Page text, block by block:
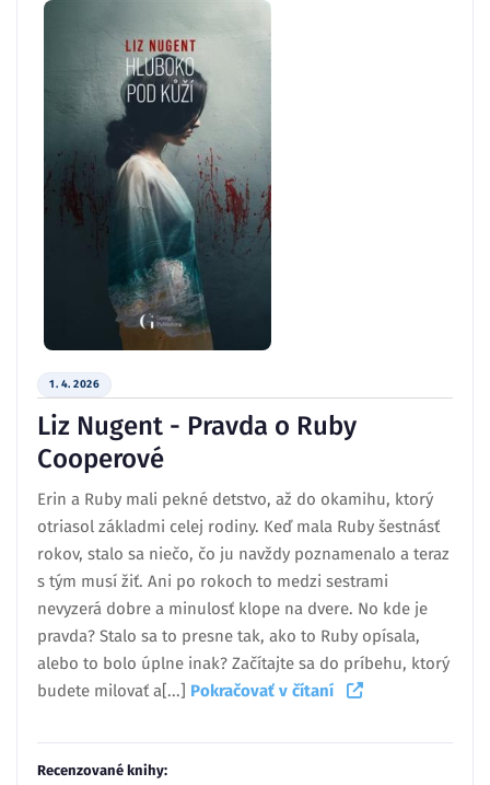
1. 4. 2026
Liz Nugent - Pravda o Ruby
Cooperové
Erin a Ruby mali pekné detstvo, až do okamihu, ktorý
otriasol základmi celej rodiny. Keď mala Ruby šestnásť
rokov, stalo sa niečo, čo ju navždy poznamenalo a teraz
s tým musí žiť. Ani po rokoch to medzi sestrami
nevyzerá dobre a minulosť klope na dvere. No kde je
pravda? Stalo sa to presne tak, ako to Ruby opísala,
alebo to bolo úplne inak? Začítajte sa do príbehu, ktorý
budete milovať a[...] Pokračovať v čítaní
Recenzované knihy: